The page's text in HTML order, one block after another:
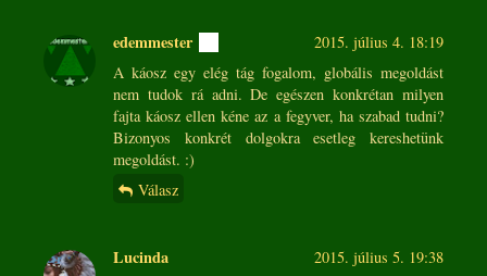
edemmester
2015. július 4. 18:19
A káosz egy elég tág fogalom, globális megoldást
nem tudok rá adni. De egészen konkrétan milyen
fajta káosz ellen kéne az a fegyver, ha szabad tudni?
Bizonyos konkrét dolgokra esetleg kereshetünk
megoldást. :)
Válasz
Lucinda
2015. július 5. 19:38